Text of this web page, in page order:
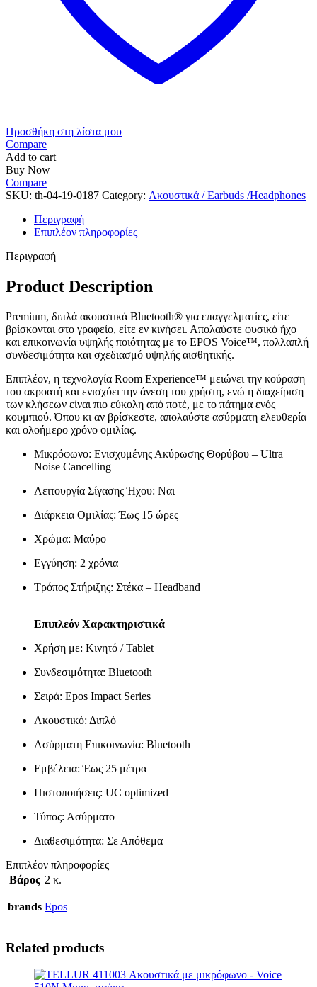
Προσθήκη στη λίστα μου
Compare
Add to cart
Buy Now
Compare
SKU: th-04-19-0187 Category: Ακουστικά / Earbuds /Headphones
Περιγραφή
Επιπλέον πληροφορίες
Περιγραφή
Product Description
Premium, διπλά ακουστικά Bluetooth® για επαγγελματίες, είτε
βρίσκονται στο γραφείο, είτε εν κινήσει. Απολαύστε φυσικό ήχο
και επικοινωνία υψηλής ποιότητας με το EPOS Voice™, πολλαπλή
συνδεσιμότητα και σχεδιασμό υψηλής αισθητικής.
Επιπλέον, η τεχνολογία Room Experience™ μειώνει την κούραση
του ακροατή και ενισχύει την άνεση του χρήστη, ενώ η διαχείριση
των κλήσεων είναι πιο εύκολη από ποτέ, με το πάτημα ενός
κουμπιού. Όπου κι αν βρίσκεστε, απολαύστε ασύρματη ελευθερία
και ολοήμερο χρόνο ομιλίας.
Μικρόφωνο: Ενισχυμένης Ακύρωσης Θορύβου – Ultra
Noise Cancelling
Λειτουργία Σίγασης Ήχου: Ναι
Διάρκεια Ομιλίας: Έως 15 ώρες
Χρώμα: Μαύρο
Εγγύηση: 2 χρόνια
Τρόπος Στήριξης: Στέκα – Headband
Επιπλεόν Χαρακτηριστικά
Χρήση με: Κινητό / Tablet
Συνδεσιμότητα: Bluetooth
Σειρά: Epos Impact Series
Ακουστικό: Διπλό
Ασύρματη Επικοινωνία: Bluetooth
Εμβέλεια: Έως 25 μέτρα
Πιστοποιήσεις: UC optimized
Τύπος: Ασύρματο
Διαθεσιμότητα: Σε Απόθεμα
Επιπλέον πληροφορίες
Βάρος 2 κ.
brands Epos
Related products